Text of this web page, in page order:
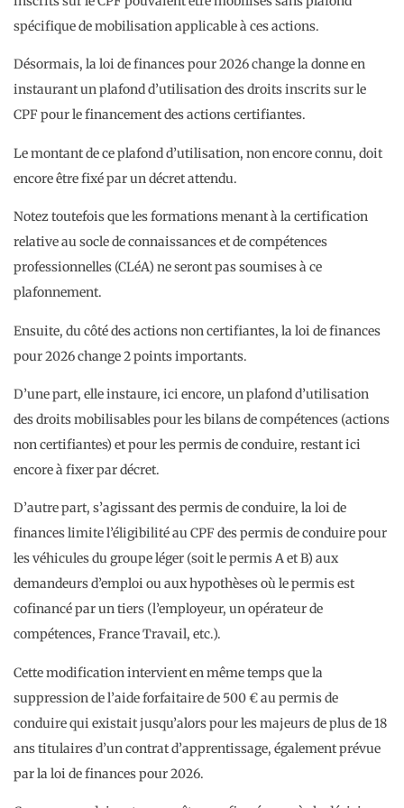
spécifique de mobilisation applicable à ces actions.
Désormais, la loi de finances pour 2026 change la donne en
instaurant un plafond d’utilisation des droits inscrits sur le
CPF pour le financement des actions certifiantes.
Le montant de ce plafond d’utilisation, non encore connu, doit
encore être fixé par un décret attendu.
Notez toutefois que les formations menant à la certification
relative au socle de connaissances et de compétences
professionnelles (CLéA) ne seront pas soumises à ce
plafonnement.
Ensuite, du côté des actions non certifiantes, la loi de finances
pour 2026 change 2 points importants.
D’une part, elle instaure, ici encore, un plafond d’utilisation
des droits mobilisables pour les bilans de compétences (actions
non certifiantes) et pour les permis de conduire, restant ici
encore à fixer par décret.
D’autre part, s’agissant des permis de conduire, la loi de
finances limite l’éligibilité au CPF des permis de conduire pour
les véhicules du groupe léger (soit le permis A et B) aux
demandeurs d’emploi ou aux hypothèses où le permis est
cofinancé par un tiers (l’employeur, un opérateur de
compétences, France Travail, etc.).
Cette modification intervient en même temps que la
suppression de l’aide forfaitaire de 500 € au permis de
conduire qui existait jusqu’alors pour les majeurs de plus de 18
ans titulaires d’un contrat d’apprentissage, également prévue
par la loi de finances pour 2026.